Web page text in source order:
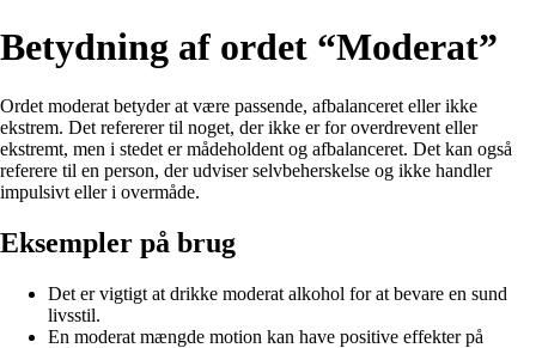
Betydning af ordet “Moderat”
Ordet moderat betyder at være passende, afbalanceret eller ikke
ekstrem. Det refererer til noget, der ikke er for overdrevent eller
ekstremt, men i stedet er mådeholdent og afbalanceret. Det kan også
referere til en person, der udviser selvbeherskelse og ikke handler
impulsivt eller i overmåde.
Eksempler på brug
Det er vigtigt at drikke moderat alkohol for at bevare en sund
livsstil.
En moderat mængde motion kan have positive effekter på